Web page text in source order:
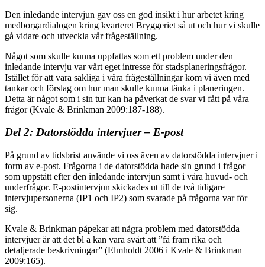
Den inledande intervjun gav oss en god insikt i hur arbetet kring
medborgardialogen kring kvarteret Bryggeriet så ut och hur vi skulle
gå vidare och utveckla vår frågeställning.
Något som skulle kunna uppfattas som ett problem under den
inledande intervju var vårt eget intresse för stadsplaneringsfrågor.
Istället för att vara sakliga i våra frågeställningar kom vi även med
tankar och förslag om hur man skulle kunna tänka i planeringen.
Detta är något som i sin tur kan ha påverkat de svar vi fått på våra
frågor (Kvale & Brinkman 2009:187-188).
Del 2: Datorstödda intervjuer – E-post
På grund av tidsbrist använde vi oss även av datorstödda intervjuer i
form av e-post. Frågorna i de datorstödda hade sin grund i frågor
som uppstått efter den inledande intervjun samt i våra huvud- och
underfrågor. E-postintervjun skickades ut till de två tidigare
intervjupersonerna (IP1 och IP2) som svarade på frågorna var för
sig.
Kvale & Brinkman påpekar att några problem med datorstödda
intervjuer är att det bl a kan vara svårt att ”få fram rika och
detaljerade beskrivningar” (Elmholdt 2006 i Kvale & Brinkman
2009:165).